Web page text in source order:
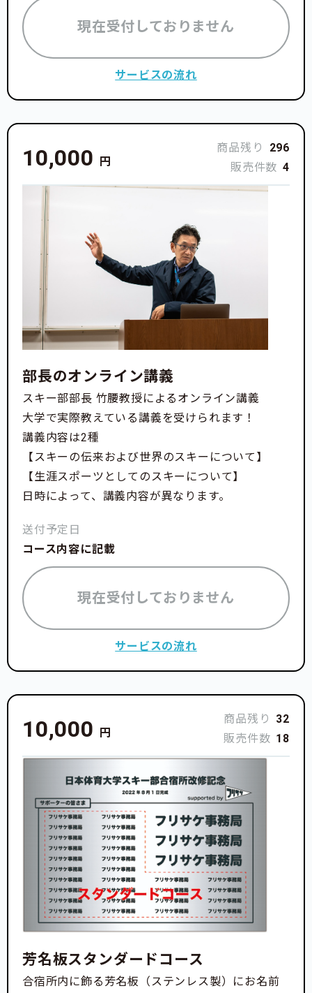
現在受付しておりません
サービスの流れ
10,000 円
商品残り
296
販売件数 4
部長のオンライン講義
スキー部部長 竹腰教授によるオンライン講義
大学で実際教えている講義を受けられます！
講義内容は2種
【スキーの伝来および世界のスキーについて】
【生涯スポーツとしてのスキーについて】
日時によって、講義内容が異なります。
送付予定日
コース内容に記載
現在受付しておりません
サービスの流れ
10,000 円
商品残り
32
販売件数 18
芳名板スタンダードコース
合宿所内に飾る芳名板（ステンレス製）にお名前